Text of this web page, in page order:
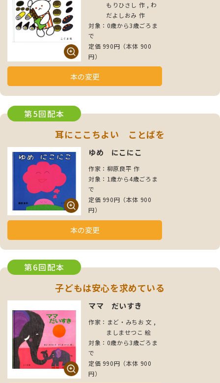
もりひさし 作 , わ
だよしおみ 作
対象：0歳から3歳ごろま
で
定価 990円（本体 900
円）
本の変更
第5回配本
耳にここちよい ことばを
ゆめ にこにこ
作家：柳原良平 作
対象：1歳から4歳ごろま
で
定価 990円（本体 900
円）
本の変更
第6回配本
子どもは安心を求めている
ママ だいすき
作家：まど・みちお 文 ,
ましませつこ 絵
対象：0歳から3歳ごろま
で
定価 990円（本体 900
円）